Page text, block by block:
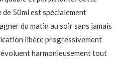
de 50ml est spécialement
du matin au soir sans jamais
libère progressivement
harmonieusement tout